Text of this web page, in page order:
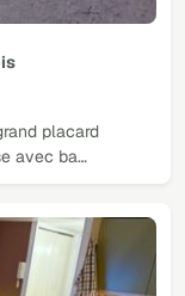
placard
avec ba…